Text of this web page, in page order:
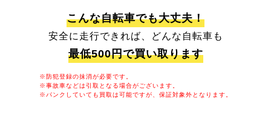
こんな自転車でも大丈夫！
安全に走行できれば、どんな自転車も
最低500円で買い取ります
※防犯登録の抹消が必要です。
※事故車などは引取となる場合がございます。
※パンクしていても買取は可能ですが、保証対象外となります。